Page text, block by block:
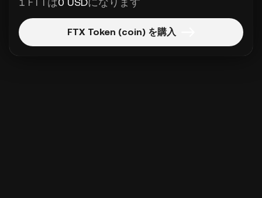
FTX Token (coin) を購入